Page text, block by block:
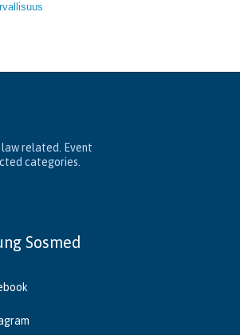
related. Event
categories.
Sosmed